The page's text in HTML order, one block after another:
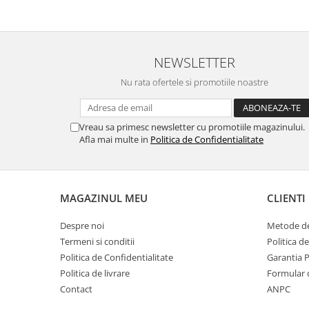
NEWSLETTER
Nu rata ofertele si promotiile noastre
Vreau sa primesc newsletter cu promotiile magazinului.
Afla mai multe in Politica de Confidentialitate
MAGAZINUL MEU
Despre noi
Termeni si conditii
Politica de Confidentialitate
Politica de livrare
Contact
CLIENTI
Metode
Politica
Garantia
Formular
ANPC